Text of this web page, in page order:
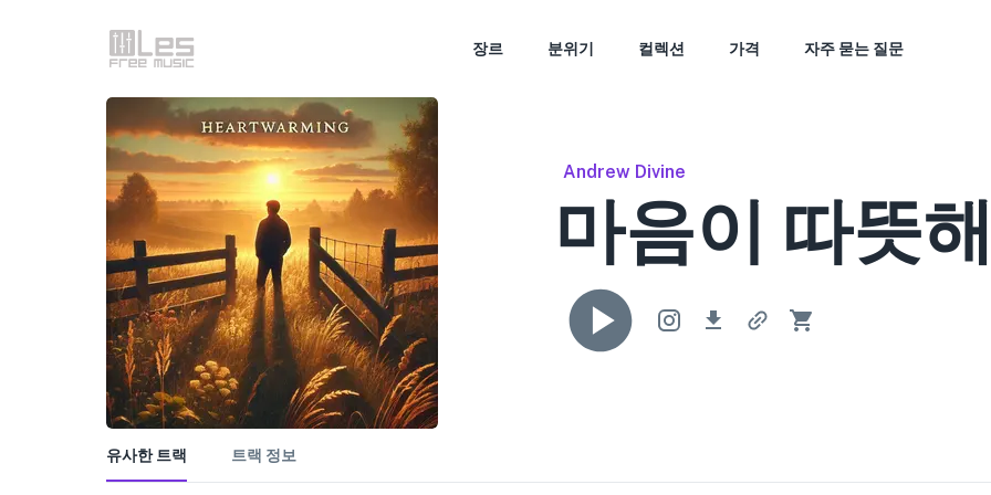
장르 분위기 컬렉션 가격 자주 묻는 질문
Andrew Divine
마음이 따뜻
유사한 트랙 트랙 정보